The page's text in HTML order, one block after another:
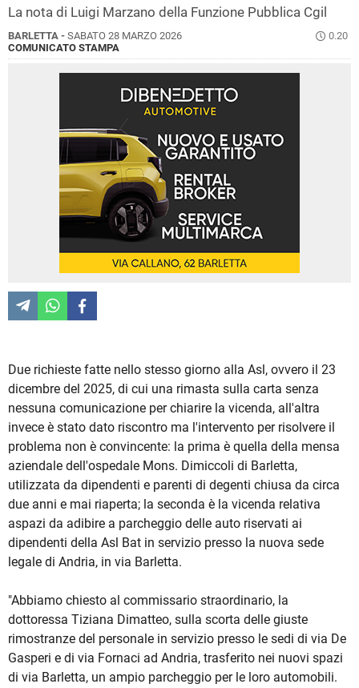
La nota di Luigi Marzano della Funzione Pubblica Cgil
BARLETTA - SABATO 28 MARZO 2026
0.20
COMUNICATO STAMPA
Due richieste fatte nello stesso giorno alla Asl, ovvero il 23
dicembre del 2025, di cui una rimasta sulla carta senza
nessuna comunicazione per chiarire la vicenda, all'altra
invece è stato dato riscontro ma l'intervento per risolvere il
problema non è convincente: la prima è quella della mensa
aziendale dell'ospedale Mons. Dimiccoli di Barletta,
utilizzata da dipendenti e parenti di degenti chiusa da circa
due anni e mai riaperta; la seconda è la vicenda relativa
aspazi da adibire a parcheggio delle auto riservati ai
dipendenti della Asl Bat in servizio presso la nuova sede
legale di Andria, in via Barletta.
"Abbiamo chiesto al commissario straordinario, la
dottoressa Tiziana Dimatteo, sulla scorta delle giuste
rimostranze del personale in servizio presso le sedi di via De
Gasperi e di via Fornaci ad Andria, trasferito nei nuovi spazi
di via Barletta, un ampio parcheggio per le loro automobili.